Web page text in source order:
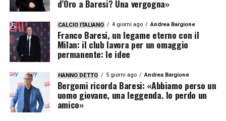
d’Oro a Baresi? Una vergogna»
CALCIO ITALIANO 4 giorni ago Andrea Bargione
Franco Baresi, un legame eterno con il
Milan: il club lavora per un omaggio
permanente: le idee
HANNO DETTO 5 giorni ago Andrea Bargione
Bergomi ricorda Baresi: «Abbiamo perso un
uomo giovane, una leggenda. Io perdo un
amico»